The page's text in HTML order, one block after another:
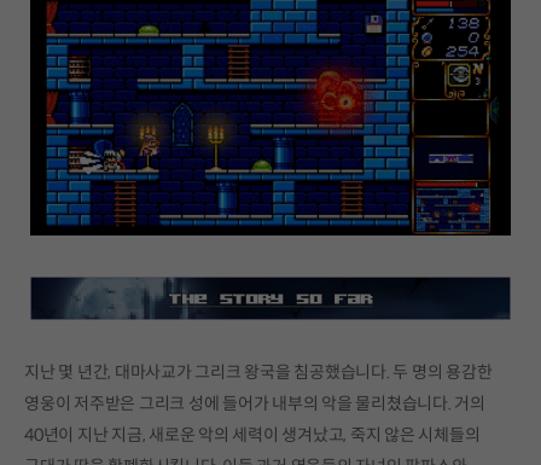
지난 몇 년간, 대마사교가 그리크 왕국을 침공했습니다. 두 명의 용감한
영웅이 저주받은 그리크 성에 들어가 내부의 악을 물리쳤습니다. 거의
40년이 지난 지금, 새로운 악의 세력이 생겨났고, 죽지 않은 시체들의